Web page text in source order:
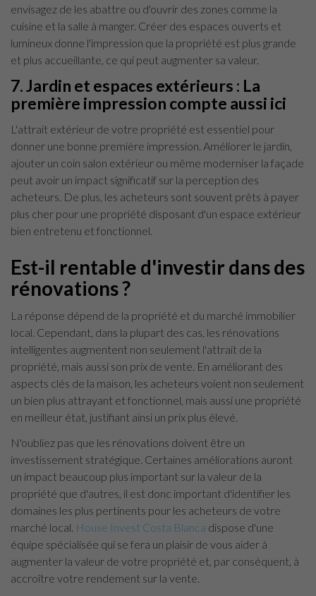
envisagez de les abattre ou d'ouvrir des zones comme la
cuisine et la salle à manger. Créer des espaces ouverts et
lumineux donne l'impression que la propriété est plus grande
et plus accueillante, ce qui peut augmenter sa valeur.
7. Jardin et espaces extérieurs : La
première impression compte aussi ici
L'attrait extérieur de votre propriété est essentiel pour
donner une bonne première impression. Améliorer le jardin,
ajouter un coin salon extérieur ou même moderniser la façade
peut avoir un impact significatif sur la perception des
acheteurs. De plus, les acheteurs sont souvent prêts à payer
plus cher pour une propriété disposant d'un espace extérieur
bien entretenu et fonctionnel.
Est-il rentable d'investir dans des
rénovations ?
La réponse dépend de la propriété et du marché immobilier
local. Cependant, dans la plupart des cas, les rénovations
intelligentes augmentent non seulement l'attrait de la
propriété, mais aussi son prix de vente. En améliorant des
aspects clés de la maison, les acheteurs voient non seulement
un bien plus attrayant et fonctionnel, mais aussi une propriété
en meilleur état, justifiant ainsi un prix plus élevé.
N'oubliez pas que les rénovations doivent être un
investissement stratégique. Certaines améliorations auront
un impact beaucoup plus important sur la valeur de la
propriété que d'autres, il est donc important d'identifier les
domaines les plus pertinents pour les acheteurs de votre
marché local. House Invest Costa Blanca dispose d'une
équipe spécialisée qui se fera un plaisir de vous aider à
augmenter la valeur de votre propriété et, par conséquent, à
accroître votre rendement sur la vente.